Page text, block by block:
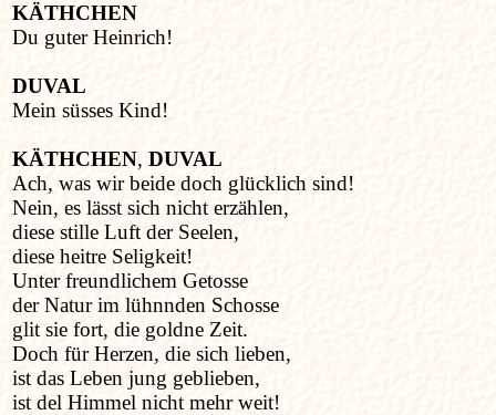
KÄTHCHEN
Du guter Heinrich!
DUVAL
Mein süsses Kind!
KÄTHCHEN, DUVAL
Ach, was wir beide doch glücklich sind!
Nein, es lässt sich nicht erzählen,
diese stille Luft der Seelen,
diese heitre Seligkeit!
Unter freundlichem Getosse
der Natur im lühnnden Schosse
glit sie fort, die goldne Zeit.
Doch für Herzen, die sich lieben,
ist das Leben jung geblieben,
ist del Himmel nicht mehr weit!